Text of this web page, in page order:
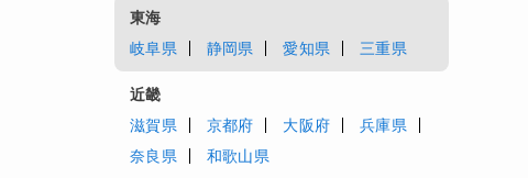
東海
岐阜県
静岡県 愛知県 三重県
近畿
滋賀県
京都府 大阪府
兵庫県
奈良県
和歌山県